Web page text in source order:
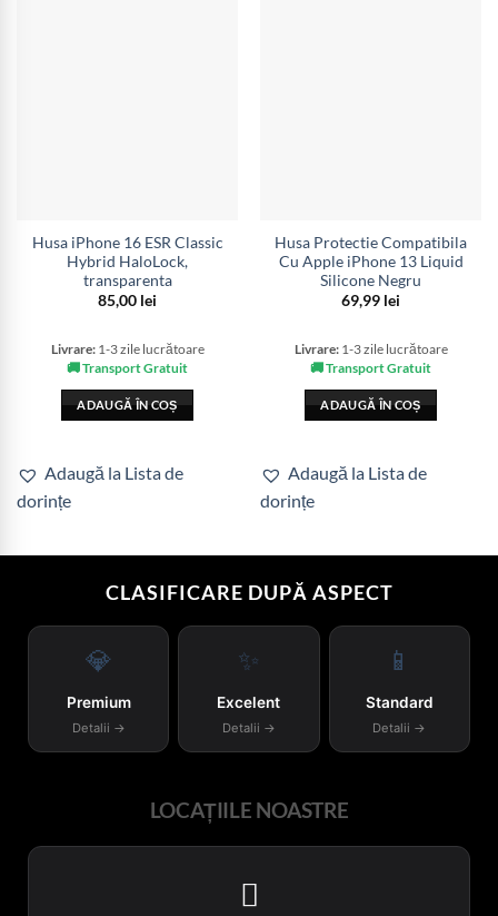
Husa iPhone 16 ESR Classic
Hybrid HaloLock,
transparenta
85,00 lei
Livrare:1-3 zile lucrătoare
🚚 Transport Gratuit
ADAUGĂ ÎN COȘ
Adaugă la Lista de
dorințe
Husa Protectie Compatibila
Cu Apple iPhone 13 Liquid
Silicone Negru
69,99 lei
Livrare:1-3 zile lucrătoare
🚚 Transport Gratuit
ADAUGĂ ÎN COȘ
Adaugă la Lista de
dorințe
CLASIFICARE DUPĂ ASPECT
💎
Premium
Detalii →
✨
Excelent
Detalii →
📱
Standard
Detalii →
LOCAȚIILE NOASTRE
